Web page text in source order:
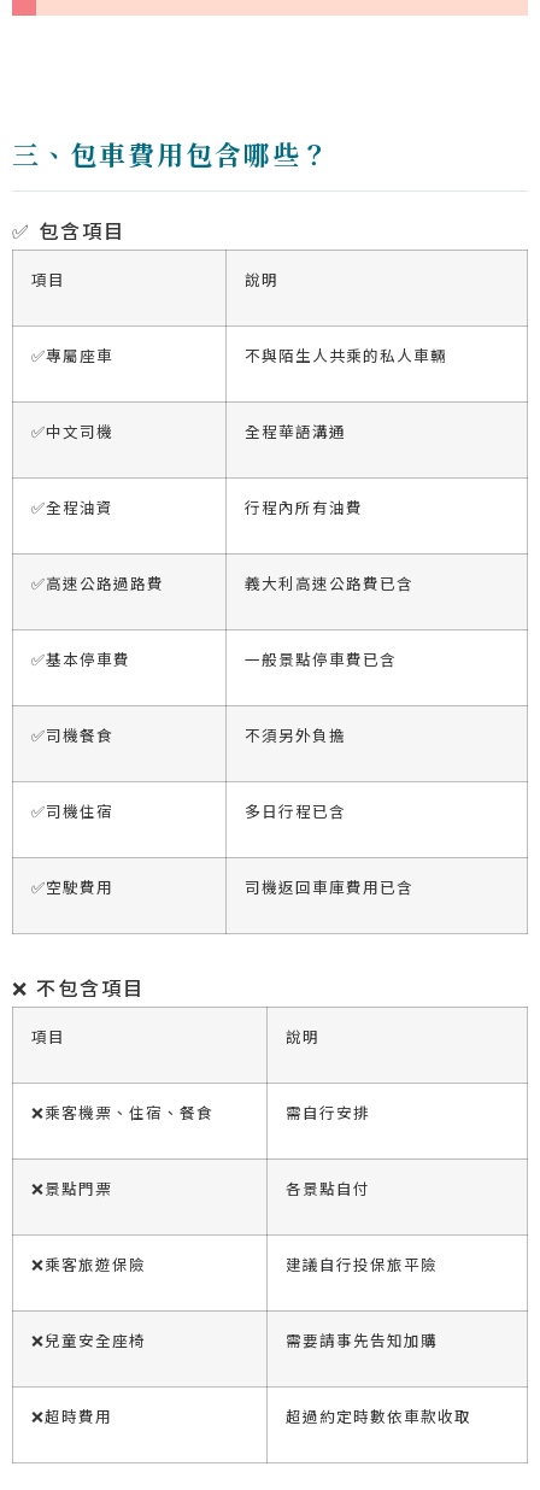
三、包車費用包含哪些？
✅ 包含項目
項目 說明
✅專屬座車 不與陌生人共乘的私人車輛
✅中文司機 全程華語溝通
✅全程油資 行程內所有油費
✅高速公路過路費 義大利高速公路費已含
✅基本停車費 一般景點停車費已含
✅司機餐食 不須另外負擔
✅司機住宿 多日行程已含
✅空駛費用 司機返回車庫費用已含
❌ 不包含項目
項目 說明
❌乘客機票、住宿、餐食 需自行安排
❌景點門票 各景點自付
❌乘客旅遊保險 建議自行投保旅平險
❌兒童安全座椅 需要請事先告知加購
❌超時費用 超過約定時數依車款收取